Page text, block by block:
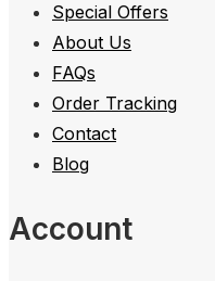
Special Offers
About Us
FAQs
Order Tracking
Contact
Blog
Account